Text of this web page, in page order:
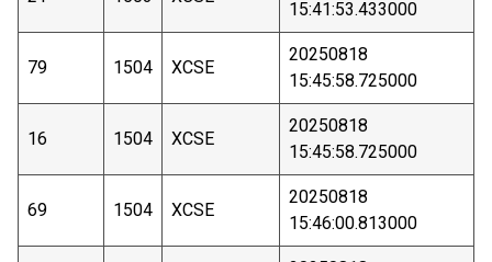
15:41:53.433000
79 1504 XCSE
20250818
15:45:58.725000
16 1504 XCSE
20250818
15:45:58.725000
69 1504 XCSE
20250818
15:46:00.813000